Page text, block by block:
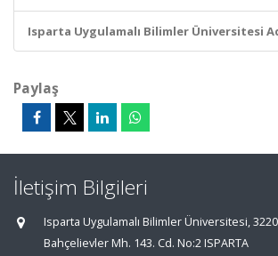
Isparta Uygulamalı Bilimler Üniversitesi
Paylaş
İletişim Bilgileri
Isparta Uygulamalı Bilimler Üniversitesi,
Bahçelievler Mh. 143. Cd. No:2 ISPARTA